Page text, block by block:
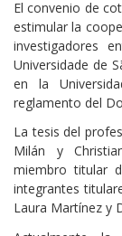
El convenio de
estimular la
investigadores
Universidade de
en la
reglamento del
La tesis del
Milán y
miembro titular
integrantes
Laura Martínez y